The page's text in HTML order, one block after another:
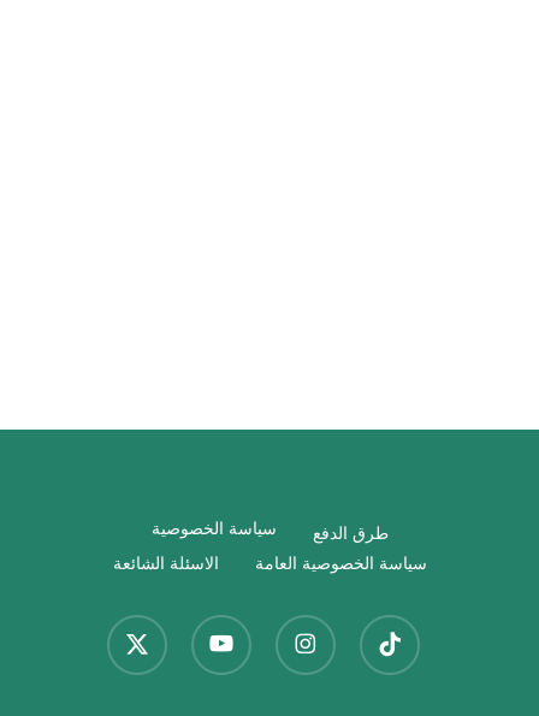
طرق الدفع
سياسة الخصوصية
سياسة الخصوصية العامة
الاسئلة الشائعة
x-
twitter
youtube instagram tiktok